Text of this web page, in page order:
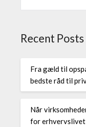
Recent Posts
Fra gæld til
bedste råd til
Når
for erhvervslivet